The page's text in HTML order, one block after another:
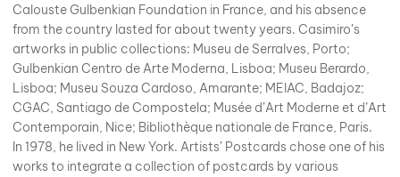
Calouste Gulbenkian Foundation in France, and his absence
from the country lasted for about twenty years. Casimiro’s
artworks in public collections: Museu de Serralves, Porto;
Gulbenkian Centro de Arte Moderna, Lisboa; Museu Berardo,
Lisboa; Museu Souza Cardoso, Amarante; MEIAC, Badajoz;
CGAC, Santiago de Compostela; Musée d’Art Moderne et d’Art
Contemporain, Nice; Bibliothèque nationale de France, Paris.
In 1978, he lived in New York. Artists’ Postcards chose one of his
works to integrate a collection of postcards by various